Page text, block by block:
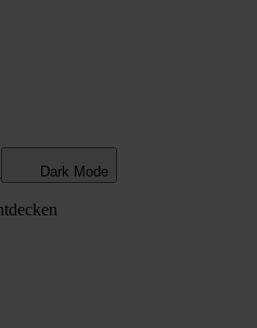
Dark Mode